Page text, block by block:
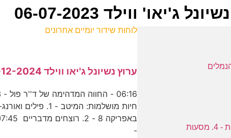
ג'יאו' ווילד 06-07-2023
08:33 - האוקבנגו: נהר החלומות - 4. מסעות
לוחות שידור יומיים אחרונים
ערוץ נשיונל ג'יאו ווילד 13-12-2024
-